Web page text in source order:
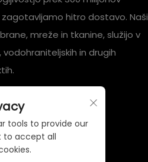
hitro dostavo. Naši
mreže in tkanine, služijo v
vodohraniteljskih in drugih
tools to provide our
to accept all